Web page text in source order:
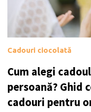
Cadouri ciocolată
Cum alegi
persoană? Ghid
cadouri pentru